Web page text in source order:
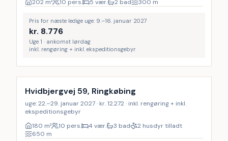
202 m² 10 pers. 5 vær. 2 bad 300 m
Pris for næste ledige uge: 9.–16. januar 2027
kr. 8.776
Uge 1 · ankomst lørdag
inkl. rengøring + inkl. ekspeditionsgebyr
Inkl. rengøring
Hvidbjergvej 59, Ringkøbing
uge: 22.–29. januar 2027 · kr. 12.272 · inkl. rengøring + inkl.
ekspeditionsgebyr
180 m² 10 pers. 4 vær. 3 bad
2 husdyr tilladt
650 m